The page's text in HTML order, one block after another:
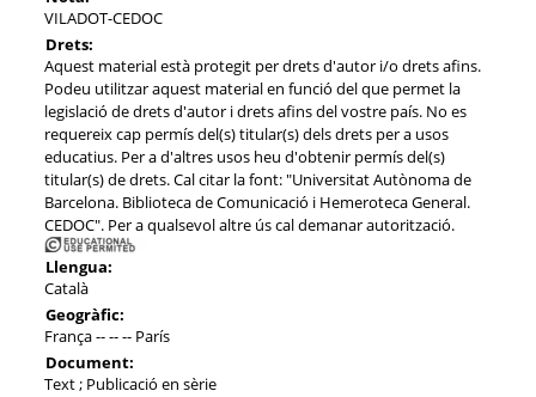
VILADOT-CEDOC
Drets:
Aquest material està protegit per drets d'autor i/o drets afins.
Podeu utilitzar aquest material en funció del que permet la
legislació de drets d'autor i drets afins del vostre país. No es
requereix cap permís del(s) titular(s) dels drets per a usos
educatius. Per a d'altres usos heu d'obtenir permís del(s)
titular(s) de drets. Cal citar la font: "Universitat Autònoma de
Barcelona. Biblioteca de Comunicació i Hemeroteca General.
CEDOC". Per a qualsevol altre ús cal demanar autorització.
Llengua:
Català
Geogràfic:
França -- -- -- París
Document:
Text ; Publicació en sèrie